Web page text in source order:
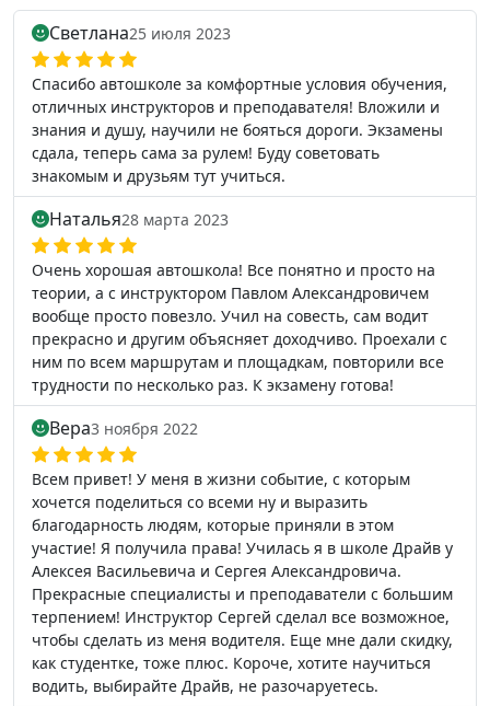
Светлана25 июля 2023
Спасибо автошколе за комфортные условия обучения,
отличных инструкторов и преподавателя! Вложили и
знания и душу, научили не бояться дороги. Экзамены
сдала, теперь сама за рулем! Буду советовать
знакомым и друзьям тут учиться.
Наталья28 марта 2023
Очень хорошая автошкола! Все понятно и просто на
теории, а с инструктором Павлом Александровичем
вообще просто повезло. Учил на совесть, сам водит
прекрасно и другим объясняет доходчиво. Проехали с
ним по всем маршрутам и площадкам, повторили все
трудности по несколько раз. К экзамену готова!
Вера3 ноября 2022
Всем привет! У меня в жизни событие, с которым
хочется поделиться со всеми ну и выразить
благодарность людям, которые приняли в этом
участие! Я получила права! Училась я в школе Драйв у
Алексея Васильевича и Сергея Александровича.
Прекрасные специалисты и преподаватели с большим
терпением! Инструктор Сергей сделал все возможное,
чтобы сделать из меня водителя. Еще мне дали скидку,
как студентке, тоже плюс. Короче, хотите научиться
водить, выбирайте Драйв, не разочаруетесь.